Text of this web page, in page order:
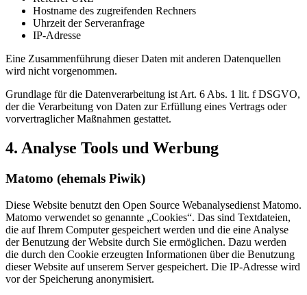
Hostname des zugreifenden Rechners
Uhrzeit der Serveranfrage
IP-Adresse
Eine Zusammenführung dieser Daten mit anderen Datenquellen
wird nicht vorgenommen.
Grundlage für die Datenverarbeitung ist Art. 6 Abs. 1 lit. f DSGVO,
der die Verarbeitung von Daten zur Erfüllung eines Vertrags oder
vorvertraglicher Maßnahmen gestattet.
4. Analyse Tools und Werbung
Matomo (ehemals Piwik)
Diese Website benutzt den Open Source Webanalysedienst Matomo.
Matomo verwendet so genannte „Cookies“. Das sind Textdateien,
die auf Ihrem Computer gespeichert werden und die eine Analyse
der Benutzung der Website durch Sie ermöglichen. Dazu werden
die durch den Cookie erzeugten Informationen über die Benutzung
dieser Website auf unserem Server gespeichert. Die IP-Adresse wird
vor der Speicherung anonymisiert.